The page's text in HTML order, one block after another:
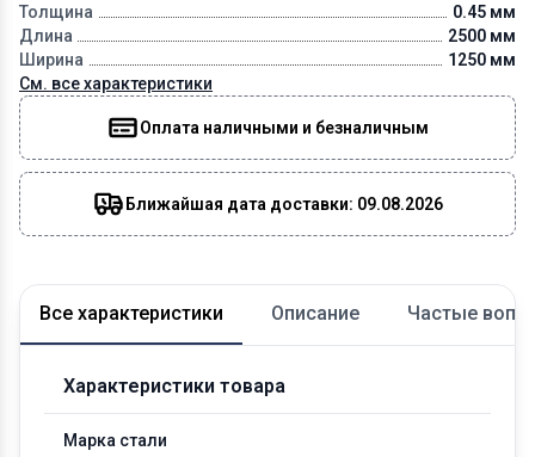
Толщина
0.45 мм
Длина
2500 мм
Ширина
1250 мм
См. все характеристики
Оплата наличными и безналичным
Ближайшая дата доставки: 09.08.2026
Все характеристики Описание Частые
Характеристики товара
Марка стали